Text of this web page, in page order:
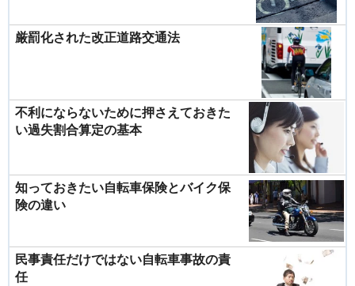
厳罰化された改正道路交通法
不利にならないために押さえておきた
い過失割合算定の基本
知っておきたい自転車保険とバイク保
険の違い
民事責任だけではない自転車事故の責
任